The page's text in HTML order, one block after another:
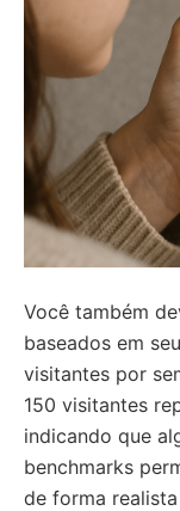
Você também
baseados em
visitantes por
150 visitantes
indicando que
benchmarks
de forma